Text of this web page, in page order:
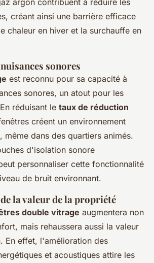
créant ainsi une barrière efficace
chaleur en hiver et la surchauffe en
sonores
est reconnu pour sa capacité à
sonores, un atout pour les
réduisant le taux de réduction
créent un environnement
même dans des quartiers animés.
d'isolation sonore
personnaliser cette fonctionnalité
de bruit environnant.
la valeur de la propriété
double vitrage augmentera non
mais rehaussera aussi la valeur
En effet, l'amélioration des
et acoustiques attire les